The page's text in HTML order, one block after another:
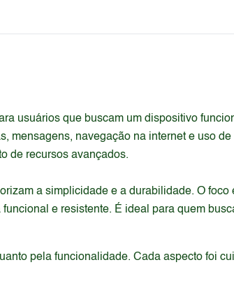
usuários que buscam um dispositivo
navegação na internet e uso
de recursos avançados.
a simplicidade e a durabilidade. O
e resistente. É ideal para quem
pela funcionalidade. Cada aspecto foi